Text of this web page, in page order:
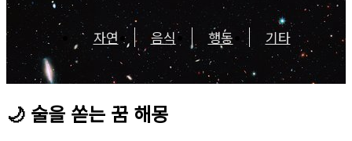
자연 음식 행동 기타
🌙 술을 쏟는 꿈 해몽